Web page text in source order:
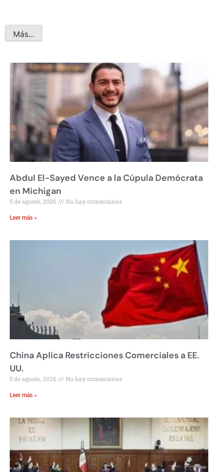
Más...
Abdul El-Sayed Vence a la Cúpula Demócrata
en Michigan
5 de agosto, 2026 No hay comentarios
Leer más »
China Aplica Restricciones Comerciales a EE.
UU.
5 de agosto, 2026 No hay comentarios
Leer más »